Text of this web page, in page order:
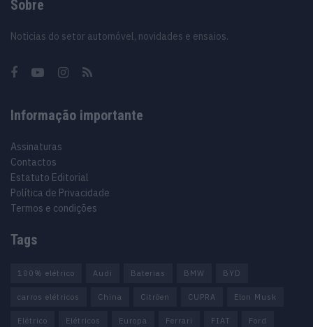
Sobre
Noticias do setor automóvel, novidades e ensaios.
Informação importante
Assinaturas
Contactos
Estatuto Editorial
Política de Privacidade
Termos e condições
Tags
100% elétrico Audi Baterias BMW BYD
carros elétricos China Citröen CUPRA Elon Musk
Elétrico Elétricos Europa Ferrari FIAT Ford